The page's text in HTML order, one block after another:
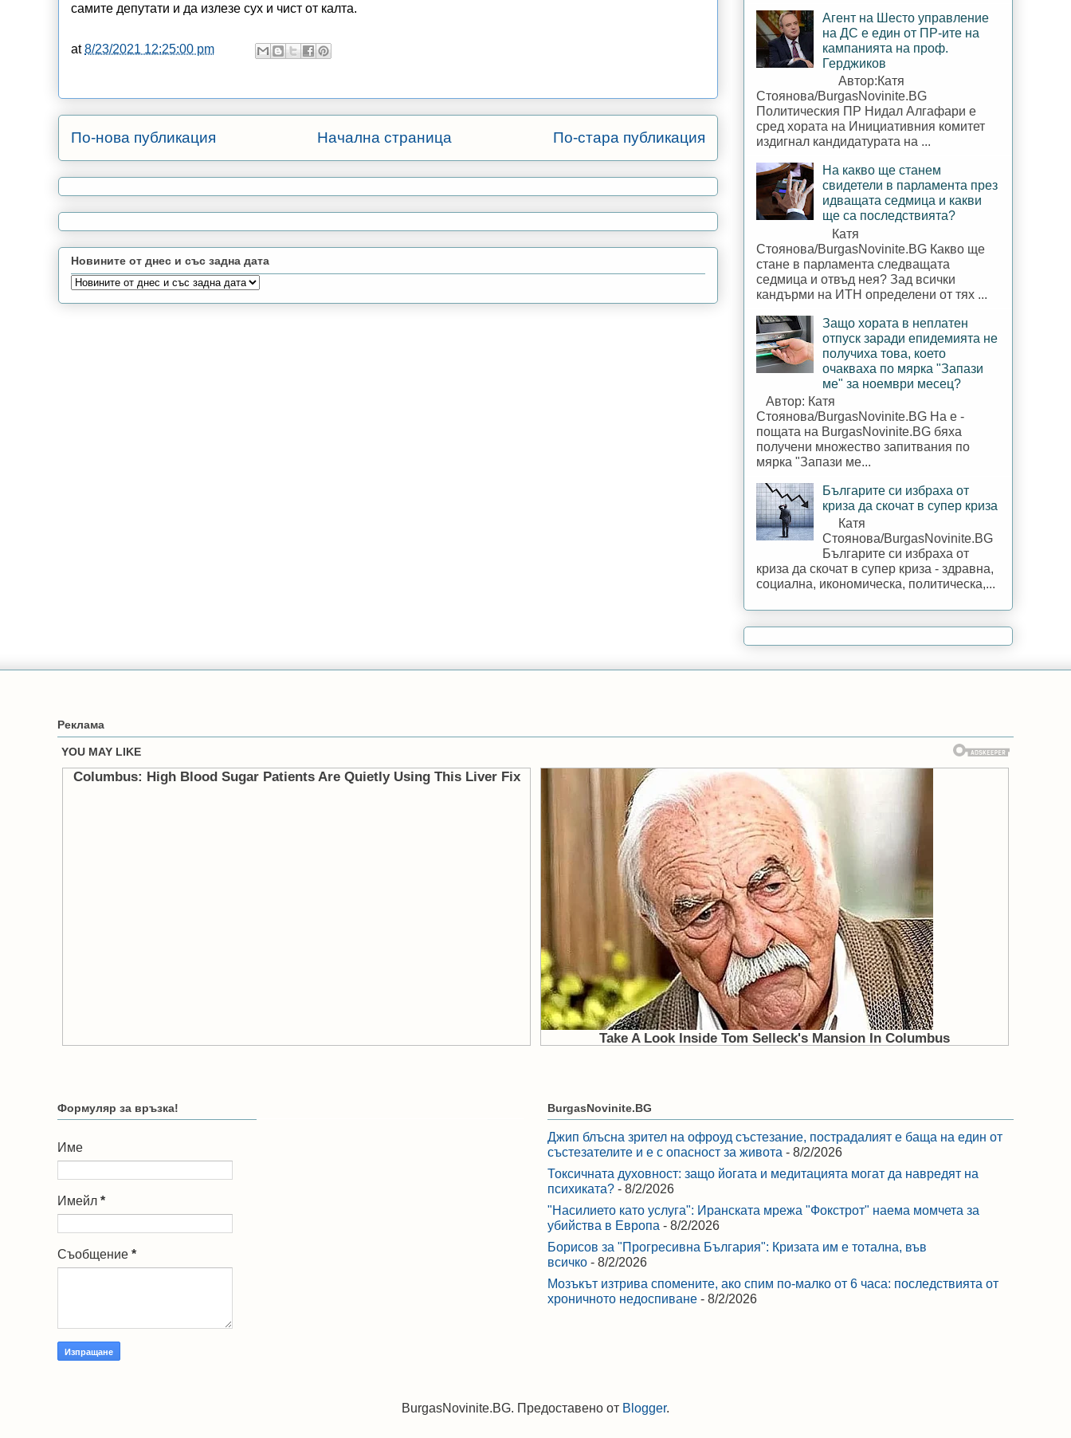
самите депутати и да излезе сух и чист от калта.
at8/23/2021 12:25:00 pm
По-нова публикация По-стара публикация
Начална страница
Новините от днес и със задна дата
Агент на Шесто управление
на ДС е един от ПР-ите на
кампанията на проф.
Герджиков
Автор:Катя
Стоянова/BurgasNovinite.BG
Политическия ПР Нидал Алгафари е
сред хората на Инициативния комитет
издигнал кандидатурата на ...
На какво ще станем
свидетели в парламента през
идващата седмица и какви
ще са последствията?
Катя
Стоянова/BurgasNovinite.BG Какво ще
стане в парламента следващата
седмица и отвъд нея? Зад всички
кандърми на ИТН определени от тях ...
Защо хората в неплатен
отпуск заради епидемията не
получиха това, което
очакваха по мярка "Запази
ме" за ноември месец?
Автор: Катя
Стоянова/BurgasNovinite.BG На е -
пощата на BurgasNovinite.BG бяха
получени множество запитвания по
мярка "Запази ме...
Българите си избраха от
криза да скочат в супер криза
Катя
Стоянова/BurgasNovinite.BG
Българите си избраха от
криза да скочат в супер криза - здравна,
социална, икономическа, политическа,...
Реклама
Формуляр за връзка!
Име
Имейл *
Съобщение *
BurgasNovinite.BG
Джип блъсна зрител на офроуд състезание, пострадалият е баща на един от
състезателите и е с опасност за живота - 8/2/2026
Токсичната духовност: защо йогата и медитацията могат да навредят на
психиката? - 8/2/2026
"Насилието като услуга": Иранската мрежа "Фокстрот" наема момчета за
убийства в Европа - 8/2/2026
Борисов за "Прогресивна България": Кризата им е тотална, във
всичко - 8/2/2026
Мозъкът изтрива спомените, ако спим по-малко от 6 часа: последствията от
хроничното недоспиване - 8/2/2026
BurgasNovinite.BG. Предоставено от Blogger.